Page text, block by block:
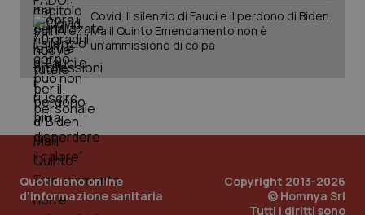
Covid. Il silenzio di Fauci e il perdono di Biden.
Ma il Quinto Emendamento non è
un’ammissione di colpa
Quotidiano online
d'informazione sanitaria
Copyright 2013-2026
© Homnya Srl
Tutti i diritti sono
PHPSESSID
PHP.net